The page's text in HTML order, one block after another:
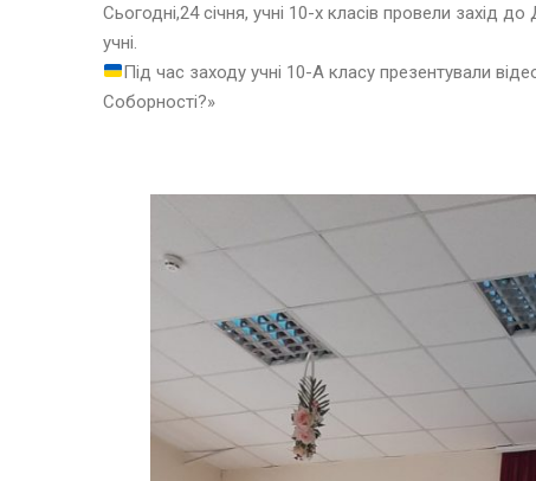
Сьогодні,24 січня, учні 10-х класів провели захід
учні.
Під час заходу учні 10-А класу презентували
Соборності?»